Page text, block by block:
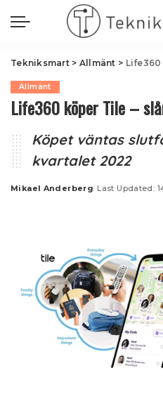
Tekniksmart> Allmänt > Life360
Allmänt
Life360 köper Tile –
Köpet väntas
kvartalet 2022
Posted
Mikael Anderberg Last Updated: